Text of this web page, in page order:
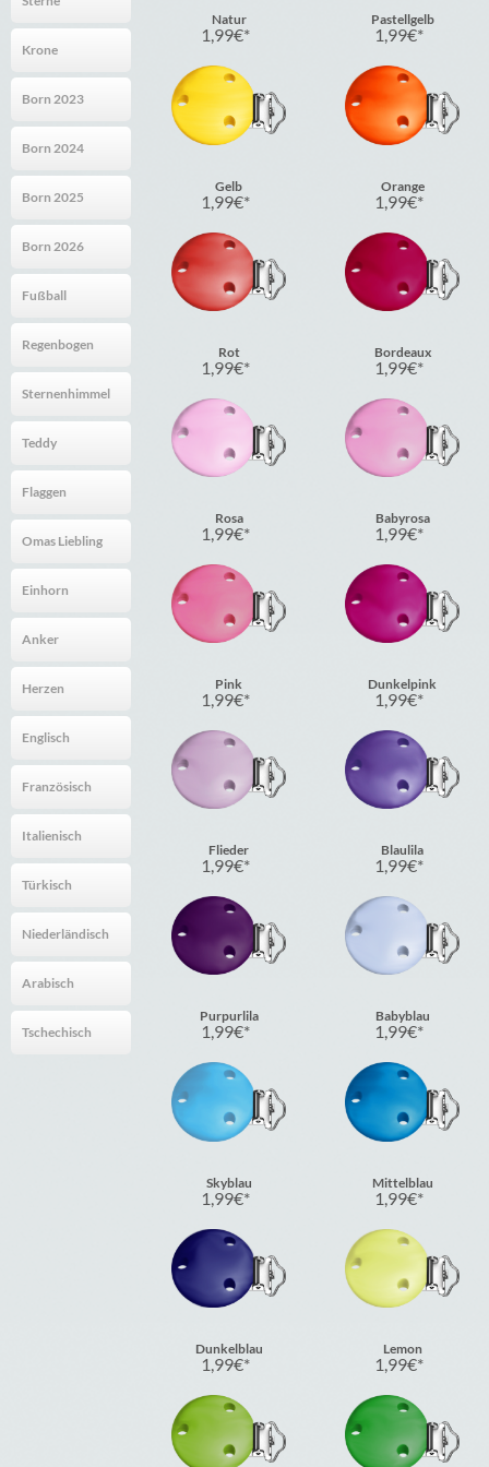
Krone
Born 2023
Born 2024
Born 2025
Born 2026
Fußball
Regenbogen
Sternenhimmel
Teddy
Flaggen
Omas Liebling
Einhorn
Anker
Herzen
Englisch
Französisch
Italienisch
Türkisch
Niederländisch
Arabisch
Tschechisch
Natur
1,99€
Pastellgelb
1,99€
Gelb
1,99€
Orange
1,99€
Rot
1,99€
Bordeaux
1,99€
Rosa
1,99€
Babyrosa
1,99€
Pink
1,99€
Dunkelpink
1,99€
Flieder
1,99€
Blaulila
1,99€
Purpurlila
1,99€
Babyblau
1,99€
Skyblau
1,99€
Mittelblau
1,99€
Dunkelblau
1,99€
Lemon
1,99€